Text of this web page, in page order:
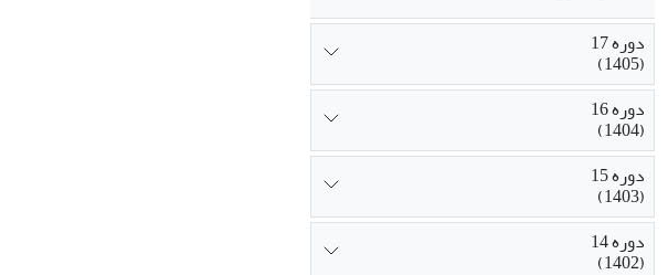
دوره 17
(1405)
دوره 16
(1404)
دوره 15
(1403)
دوره 14
(1402)